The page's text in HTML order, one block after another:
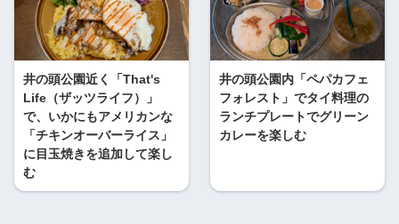
井の頭公園近く「That's
Life（ザッツライフ）」
で、いかにもアメリカンな
「チキンオーバーライス」
に目玉焼きを追加して楽し
む
井の頭公園内「ペパカフェ
フォレスト」でタイ料理の
ランチプレートでグリーン
カレーを楽しむ